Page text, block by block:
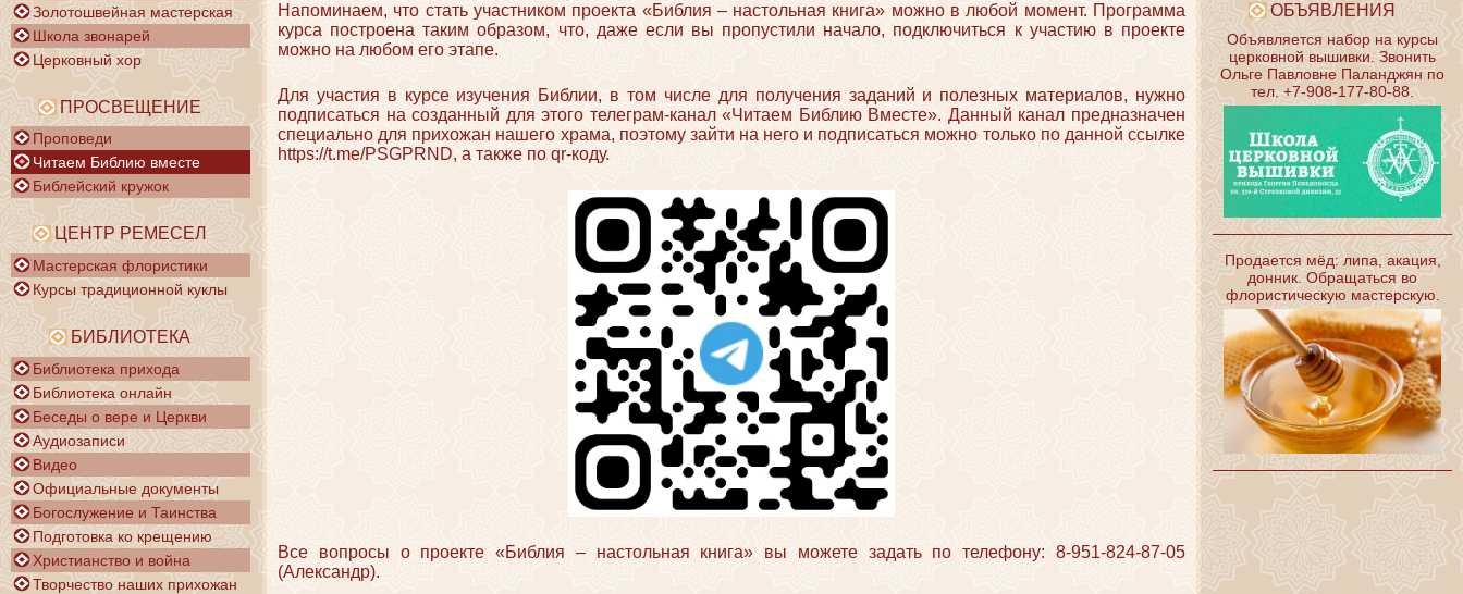
Золотошвейная мастерская
Школа звонарей
Церковный хор
ПРОСВЕЩЕНИЕ
Проповеди
Читаем Библию вместе
Библейский кружок
ЦЕНТР РЕМЕСЕЛ
Мастерская флористики
Курсы традиционной куклы
БИБЛИОТЕКА
Библиотека прихода
Библиотека онлайн
Беседы о вере и Церкви
Аудиозаписи
Видео
Официальные документы
Богослужение и Таинства
Подготовка ко крещению
Христианство и война
Творчество наших прихожан
Напоминаем, что стать участником проекта «Библия – настольная книга» можно в любой момент. Программа
курса построена таким образом, что, даже если вы пропустили начало, подключиться к участию в проекте
можно на любом его этапе.
Для участия в курсе изучения Библии, в том числе для получения заданий и полезных материалов, нужно
подписаться на созданный для этого телеграм-канал «Читаем Библию Вместе». Данный канал предназначен
специально для прихожан нашего храма, поэтому зайти на него и подписаться можно только по данной ссылке
https://t.me/PSGPRND, а также по qr-коду.
Все вопросы о проекте «Библия – настольная книга» вы можете задать по телефону: 8-951-824-87-05
(Александр).
ОБЪЯВЛЕНИЯ
Объявляется набор на курсы
церковной вышивки. Звонить
Ольге Павловне Паланджян по
тел. +7-908-177-80-88.
Продается мёд: липа, акация,
донник. Обращаться во
флористическую мастерскую.